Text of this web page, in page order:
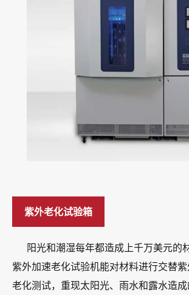
紫外老化试验箱
阳光和潮湿每年都造成上千万美元的
紫外加速老化试验机能对材料进行交替
老化测试，重现太阳光、雨水和露水造